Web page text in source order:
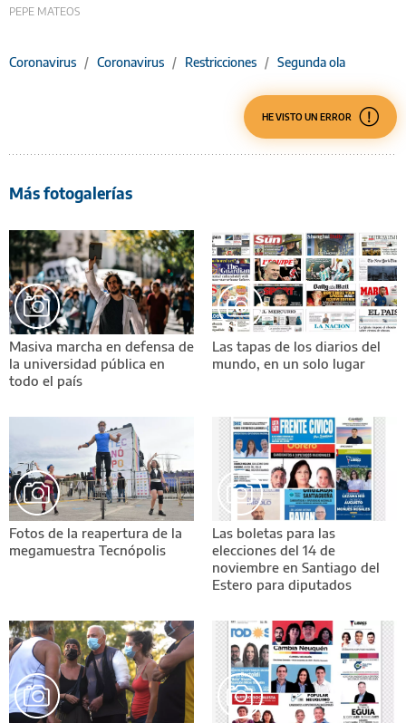
PEPE MATEOS
Coronavirus / Coronavirus / Restricciones / Segunda ola
HE VISTO UN ERROR
Más fotogalerías
Masiva marcha en defensa de
la universidad pública en
todo el país
Las tapas de los diarios del
mundo, en un solo lugar
Fotos de la reapertura de la
megamuestra Tecnópolis
Las boletas para las
elecciones del 14 de
noviembre en Santiago del
Estero para diputados